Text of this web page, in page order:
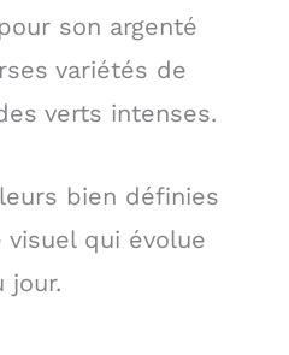
son argenté
variétés de
verts intenses.
bien définies
visuel qui évolue
jour.